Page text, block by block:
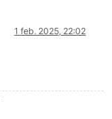
1 feb. 2025, 22:02